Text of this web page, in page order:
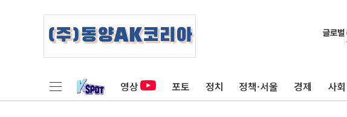
영상 포토 정치 정책·서울 경제 사회